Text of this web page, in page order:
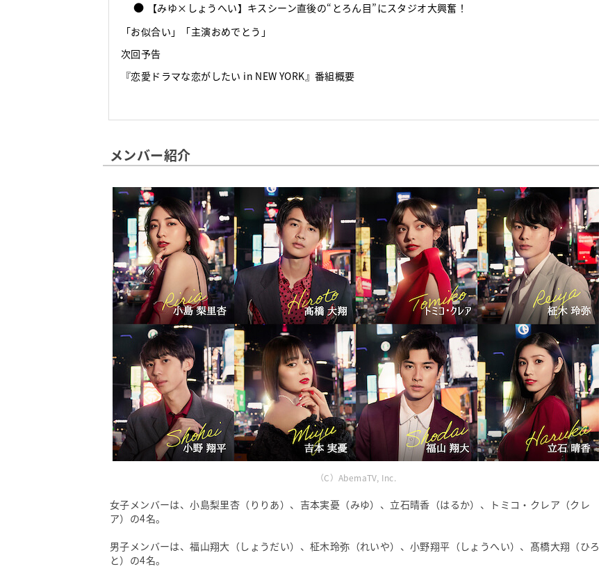
【みゆ×しょうへい】キスシーン直後の“とろん目”にスタジオ大興奮！
「お似合い」「主演おめでとう」
次回予告
『恋愛ドラマな恋がしたい in NEW YORK』番組概要
メンバー紹介
（C）AbemaTV, Inc.
女子メンバーは、小島梨里杏（りりあ）、吉本実憂（みゆ）、立石晴香（はるか）、トミコ・クレア（クレ
ア）の4名。
男子メンバーは、福山翔大（しょうだい）、柾木玲弥（れいや）、小野翔平（しょうへい）、髙橋大翔（ひろ
と）の4名。